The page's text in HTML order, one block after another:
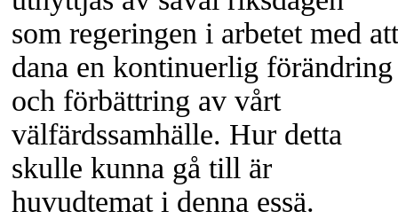
som regeringen i arbetet med att
dana en kontinuerlig förändring
och förbättring av vårt
välfärdssamhälle. Hur detta
skulle kunna gå till är
huvudtemat i denna essä.